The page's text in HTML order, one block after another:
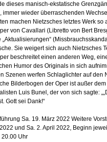
dieses manisch-ekstatische
immer wieder überraschenden
machen Nietzsches letztes Werk so
von Cavallari (Libretto von Bert
„Aktualisierungen“
Sie weigert sich auch Nietzsches
beschreitet einen anderen Weg,
Humor des Originals in sich
Szenen werfen Schlaglichter auf den
Bilderbogen der Oper ist außer
Luis Bunel, der von sich sagte:
Gott sei Dank!“
Sa. 19. März 2022 Weitere
und Sa. 2. April 2022, Beginn
20.00 Uhr